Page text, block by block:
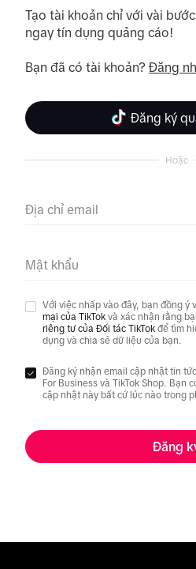
Tạo tài khoản chỉ với vài
ngay tín dụng quảng cáo!
Bạn đã có tài khoản? Đăng
Đăng ký
Hoặc
Địa chỉ email
Mật khẩu
Với việc nhấp vào đây, bạn đồng ý
mại của TikTok và xác nhận rằng
riêng tư của Đối tác TikTok để tìm
dụng và chia sẻ dữ liệu của bạn.
Đăng ký nhận email cập nhật tin
For Business và TikTok Shop. Bạn
cập nhật này bất cứ lúc nào trong
Đăng